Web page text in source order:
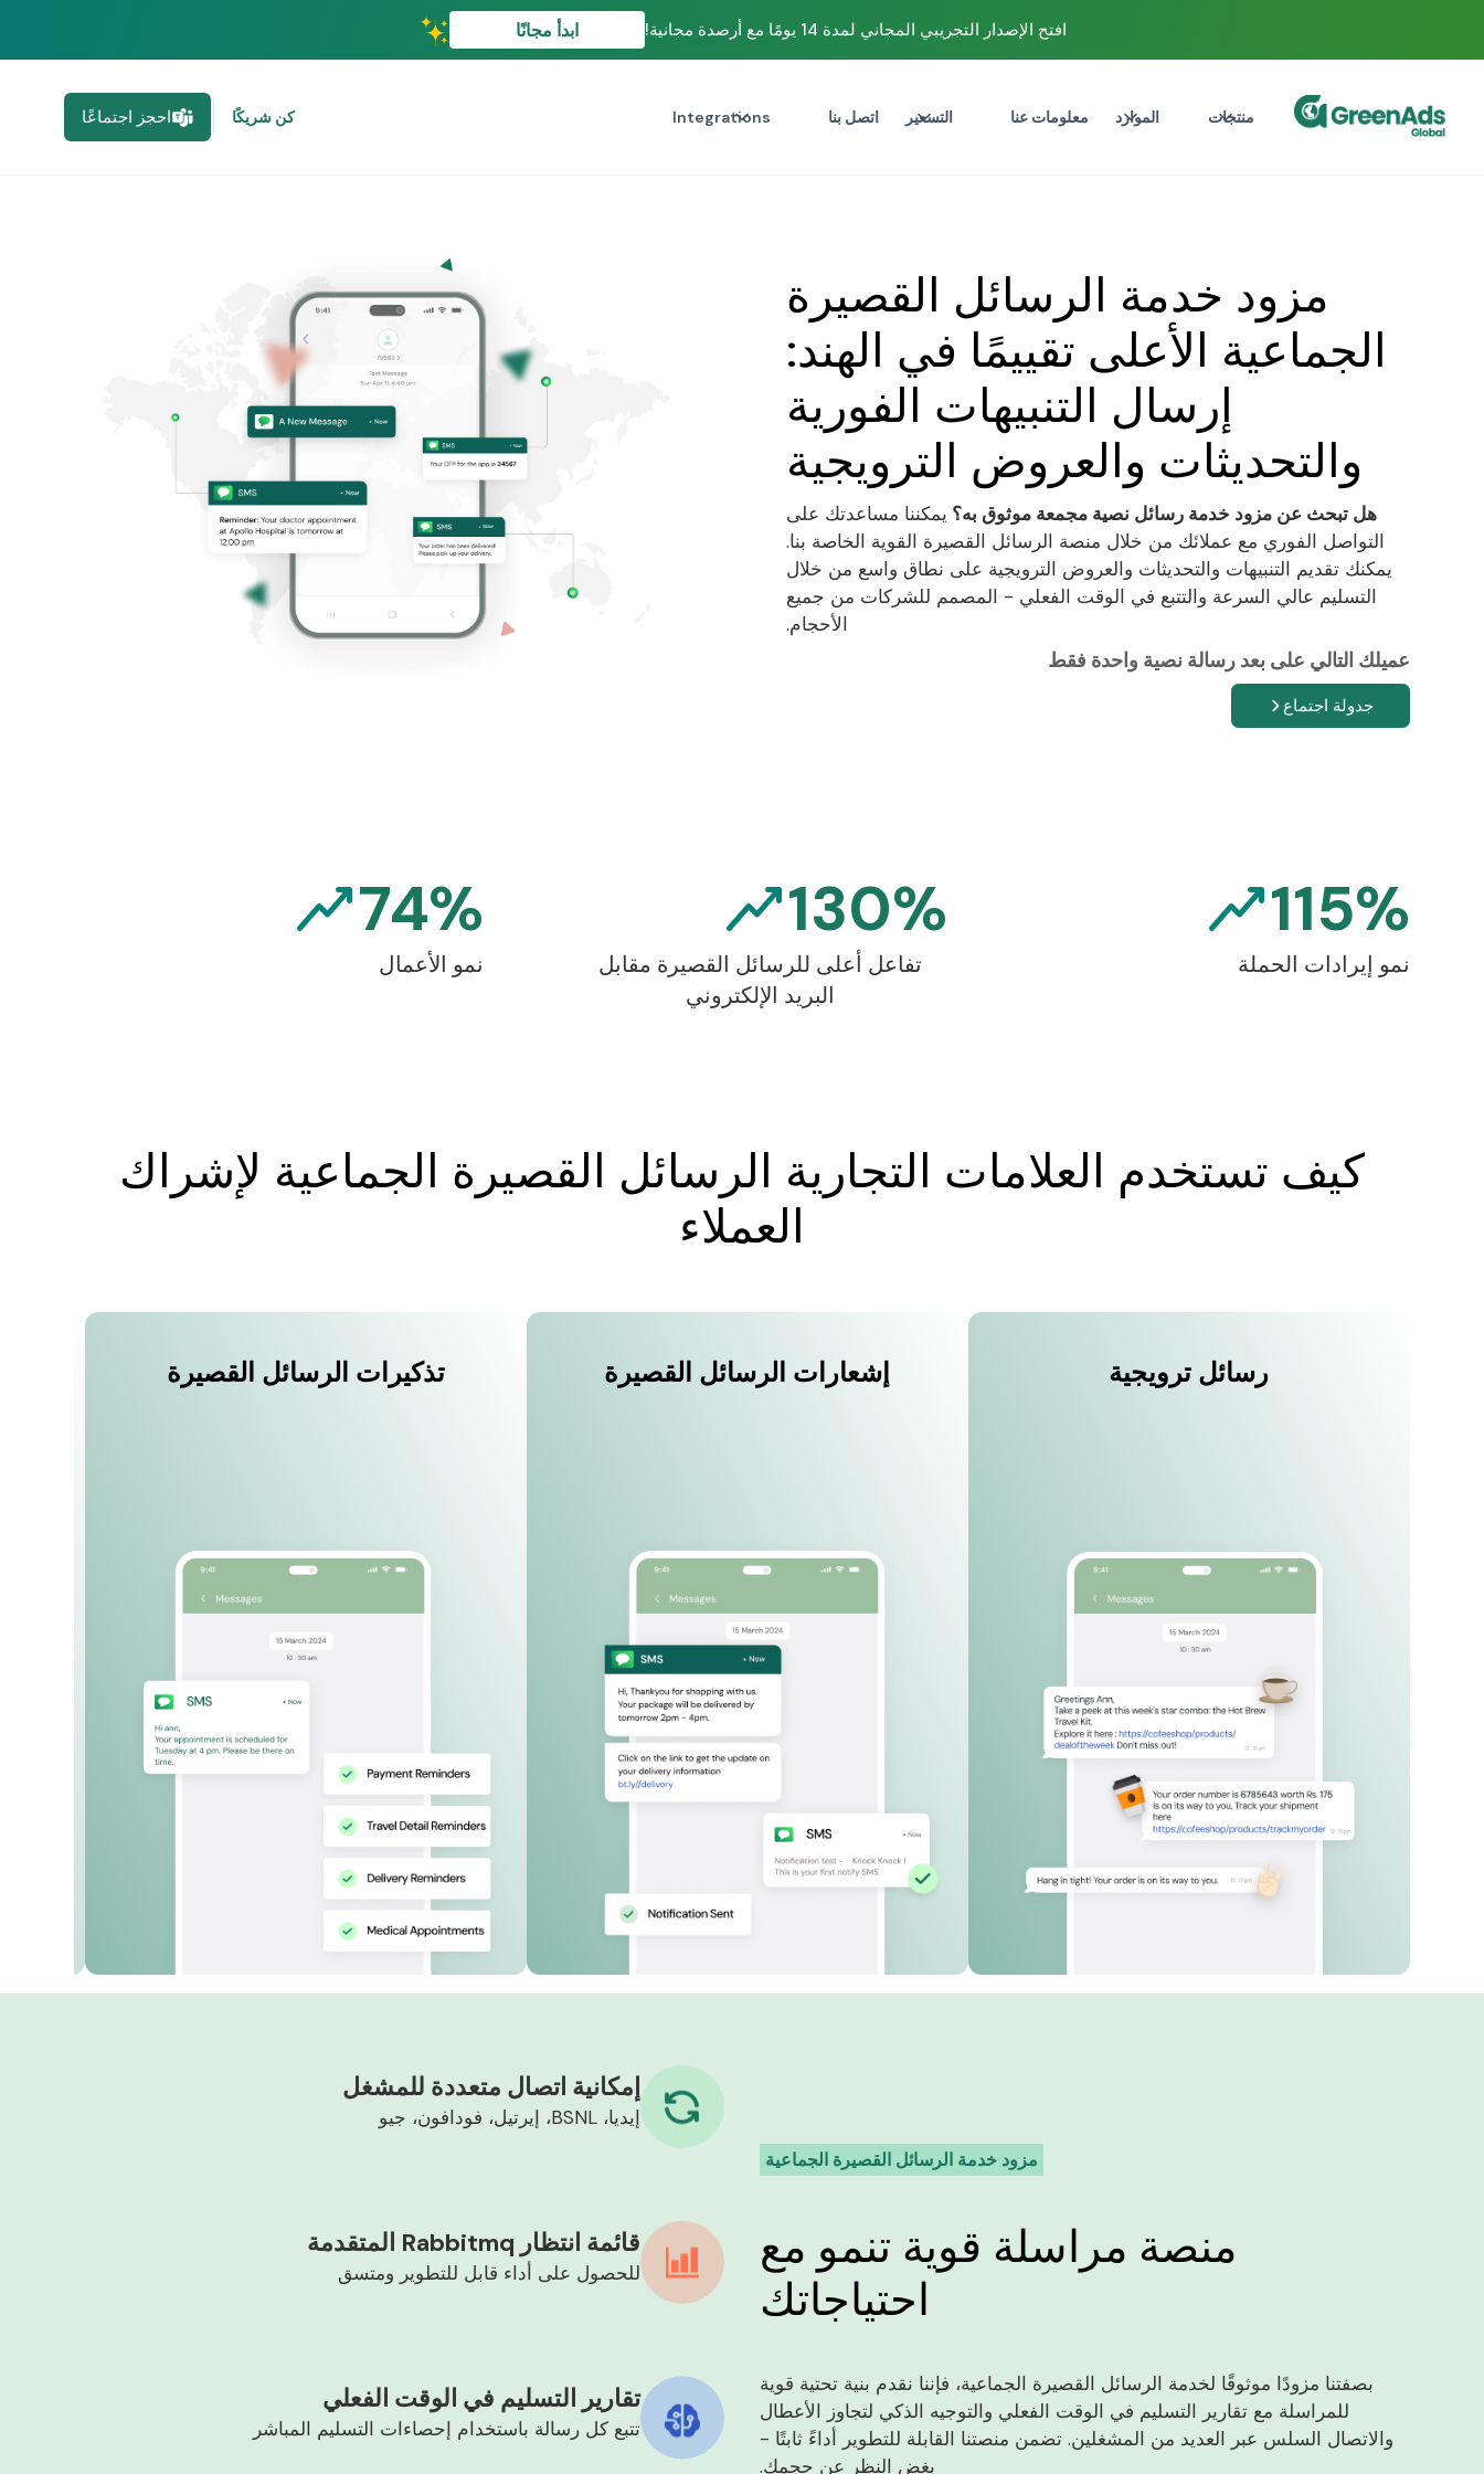
افتح الإصدار التجريبي المجاني لمدة 14 يومًا مع أرصدة مجانية! ابدأ مجانًا
منتجات الموارد معلومات عنا التسعير اتصل بنا Integrations كن شريكًا احجز اجتماعًا
مزود خدمة الرسائل القصيرة
الجماعية الأعلى تقييمًا في الهند:
إرسال التنبيهات الفورية
والتحديثات والعروض الترويجية
هل تبحث عن مزود خدمة رسائل نصية مجمعة موثوق به؟ يمكننا مساعدتك على
التواصل الفوري مع عملائك من خلال منصة الرسائل القصيرة القوية الخاصة بنا.
يمكنك تقديم التنبيهات والتحديثات والعروض الترويجية على نطاق واسع من خلال
التسليم عالي السرعة والتتبع في الوقت الفعلي - المصمم للشركات من جميع
الأحجام.
عميلك التالي على بعد رسالة نصية واحدة فقط
جدولة اجتماع
115%
نمو إيرادات الحملة
130%
تفاعل أعلى للرسائل القصيرة مقابل
البريد الإلكتروني
74%
نمو الأعمال
كيف تستخدم العلامات التجارية الرسائل القصيرة الجماعية لإشراك
العملاء
رسائل ترويجية إشعارات الرسائل القصيرة تذكيرات الرسائل القصيرة
مزود خدمة الرسائل القصيرة الجماعية
منصة مراسلة قوية تنمو مع
احتياجاتك
بصفتنا مزودًا موثوقًا لخدمة الرسائل القصيرة الجماعية، فإننا نقدم بنية تحتية قوية
للمراسلة مع تقارير التسليم في الوقت الفعلي والتوجيه الذكي لتجاوز الأعطال
والاتصال السلس عبر العديد من المشغلين. تضمن منصتنا القابلة للتطوير أداءً ثابتًا -
بغض النظر عن حجمك.
إمكانية اتصال متعددة للمشغل
إيديا، BSNL، إيرتيل، فودافون، جيو
قائمة انتظار Rabbitmq المتقدمة
للحصول على أداء قابل للتطوير ومتسق
تقارير التسليم في الوقت الفعلي
تتبع كل رسالة باستخدام إحصاءات التسليم المباشر